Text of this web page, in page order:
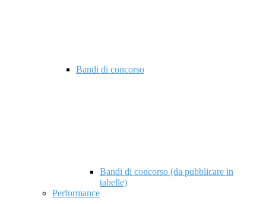
Bandi di concorso
Bandi di concorso (da pubblicare in
tabelle)
Performance